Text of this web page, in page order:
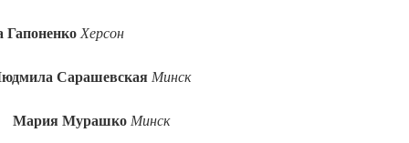
Гапоненко Херсон
Сарашевская Минск
Мария Мурашко Минск